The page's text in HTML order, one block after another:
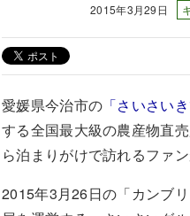
2015年3月29日
愛媛県今治市の 「さいさい
する全国最大級の農産物直
ら泊まりがけで訪れるファ
2015年3月26日の「カンブ